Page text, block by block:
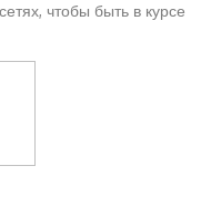
чтобы быть в курсе